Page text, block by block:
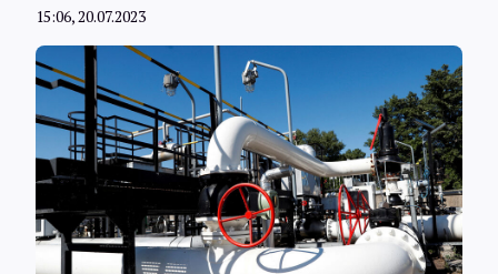
Обзоры
Интервью
Карты
15:06, 20.07.2023